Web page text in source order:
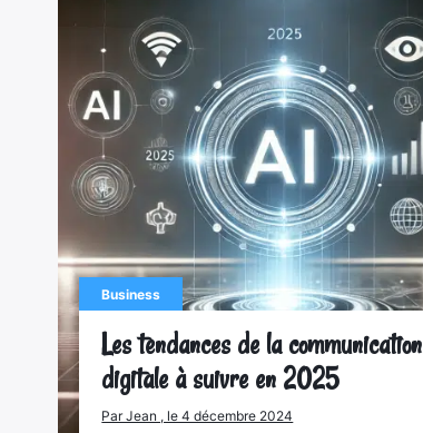
Business
Les tendances de la communication
digitale à suivre en 2025
Par Jean , le 4 décembre 2024